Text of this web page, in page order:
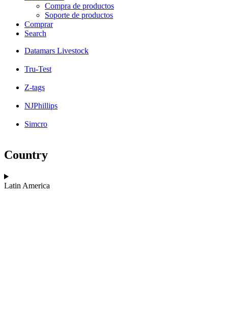
Compra de productos
Soporte de productos
Comprar
Search
Datamars Livestock
Tru-Test
Z-tags
NJPhillips
Simcro
Country
Latin America